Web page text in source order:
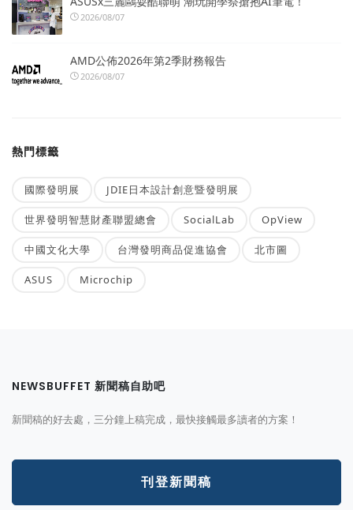
2026/08/07
AMD公佈2026年第2季財務報告
2026/08/07
熱門標籤
國際發明展 JDIE日本設計創意暨發明展
世界發明智慧財產聯盟總會 SocialLab OpView
中國文化大學 台灣發明商品促進協會 北市圖
ASUS Microchip
NEWSBUFFET 新聞稿自助吧
新聞稿的好去處，三分鐘上稿完成，最快接觸最多讀者的方案！
刊登新聞稿